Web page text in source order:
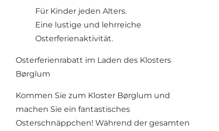
Für Kinder jeden Alters.
Eine lustige und lehrreiche
Osterferienaktivität.
Osterferienrabatt im Laden des Klosters
Børglum
Kommen Sie zum Kloster Børglum und
machen Sie ein fantastisches
Osterschnäppchen! Während der gesamten